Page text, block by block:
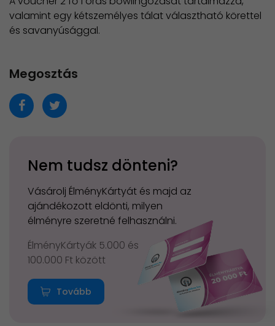
valamint egy kétszemélyes tálat választható körettel
és savanyúsággal.
Megosztás
Nem tudsz dönteni?
Vásárolj ÉlményKártyát és majd az
ajándékozott eldönti, milyen
élményre szeretné felhasználni.
ÉlményKártyák 5.000 és
100.000 Ft között
Tovább